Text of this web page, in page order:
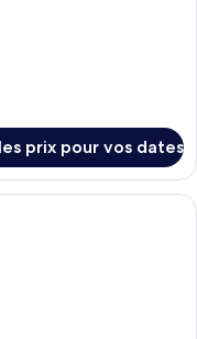
prix pour vos dates